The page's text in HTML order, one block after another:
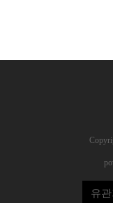
유